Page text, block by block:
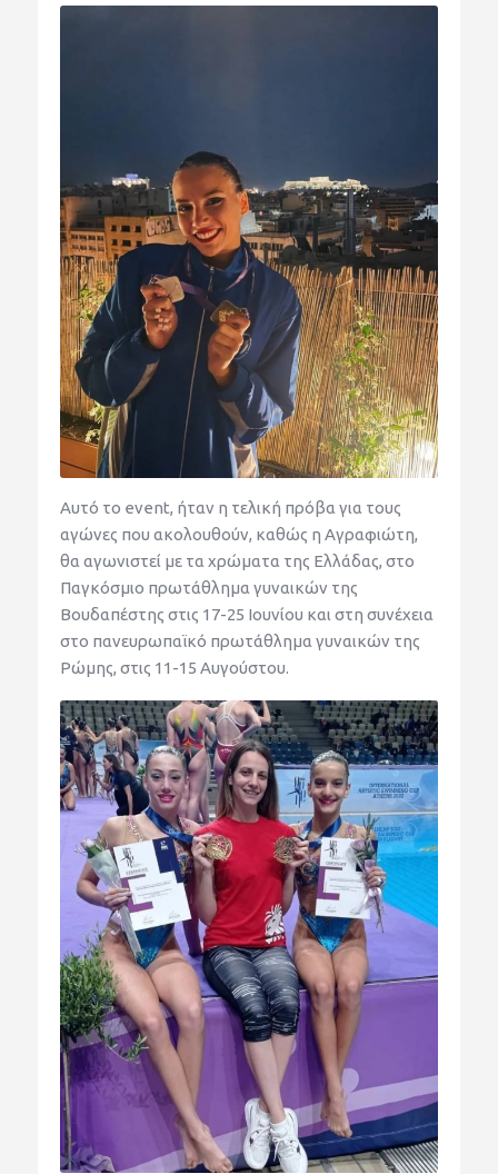
Αυτό το event, ήταν η τελική πρόβα για τους
αγώνες που ακολουθούν, καθώς η Αγραφιώτη,
θα αγωνιστεί με τα χρώματα της Ελλάδας, στο
Παγκόσμιο πρωτάθλημα γυναικών της
Βουδαπέστης στις 17-25 Ιουνίου και στη συνέχεια
στο πανευρωπαϊκό πρωτάθλημα γυναικών της
Ρώμης, στις 11-15 Αυγούστου.